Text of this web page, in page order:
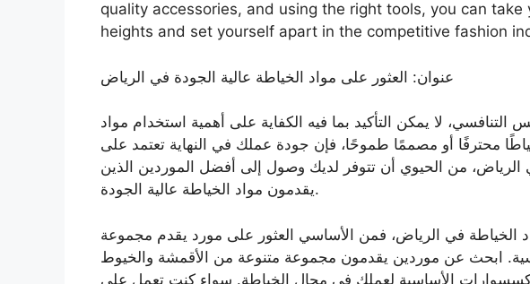
quality accessories, and using the right tools, you can
heights and set yourself apart in the competitive fashion
عنوان: العثور على مواد الخياطة عالية الجودة في الرياض
التنافسي، لا يمكن التأكيد بما فيه الكفاية على أهمية استخدام مواد
محترفًا أو مصممًا طموحًا، فإن جودة عملك في النهاية تعتمد على
الرياض، من الحيوي أن تتوفر لديك وصول إلى أفضل الموردين الذين
يقدمون مواد الخياطة عالية الجودة.
الخياطة في الرياض، فمن الأساسي العثور على مورد يقدم مجموعة
ابحث عن موردين يقدمون مجموعة متنوعة من الأقمشة والخيوط
الأساسية لعملك في مجال الخياطة. سواء كنت تعمل على